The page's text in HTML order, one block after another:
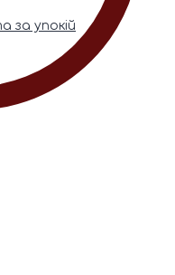
за упокій